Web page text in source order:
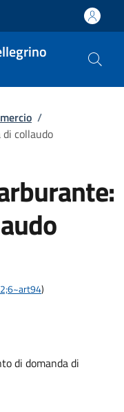
/
collaudo
)
di domanda di